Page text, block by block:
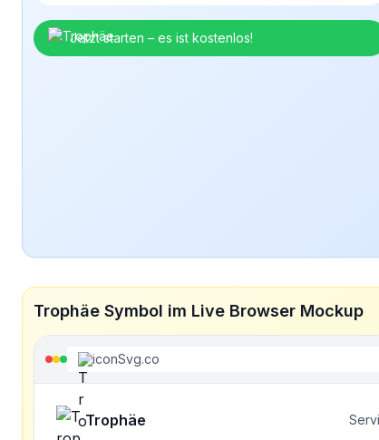
Jetzt starten – es ist kostenlos!
Trophäe Symbol im Live Browser Mockup
iconSvg.co
Trophäe